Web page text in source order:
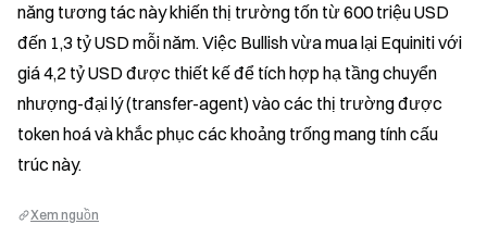
năng tương tác này khiến thị trường tốn từ 600 triệu USD
đến 1,3 tỷ USD mỗi năm. Việc Bullish vừa mua lại Equiniti với
giá 4,2 tỷ USD được thiết kế để tích hợp hạ tầng chuyển
nhượng-đại lý (transfer-agent) vào các thị trường được
token hoá và khắc phục các khoảng trống mang tính cấu
trúc này.
Xem nguồn